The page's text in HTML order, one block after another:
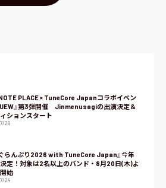
PLACE × TuneCore Japanコラボイベン
』第3弾開催 Jinmenusagiの出演決定＆
ションスタート
29
ぐらんぷり2026 with TuneCore Japan』今年
定！対象は2名以上のバンド・8月20日(木)よ
始
24